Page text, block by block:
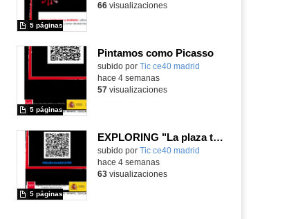
5 páginas
66visualizaciones
Pintamos como Picasso
subido por Tic ce40 madrid
5 páginas
hace 4 semanas
57visualizaciones
EXPLORING "La plaza tiene una torre" with MachaBOT
subido por Tic ce40 madrid
5 páginas
hace 4 semanas
63visualizaciones